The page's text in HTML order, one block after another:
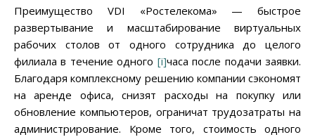
Преимущество VDI «Ростелекома» — быстрое
развертывание и масштабирование виртуальных
рабочих столов от одного сотрудника до целого
филиала в течение одного [i]часа после подачи заявки.
Благодаря комплексному решению компании сэкономят
на аренде офиса, снизят расходы на покупку или
обновление компьютеров, ограничат трудозатраты на
администрирование. Кроме того, стоимость одного